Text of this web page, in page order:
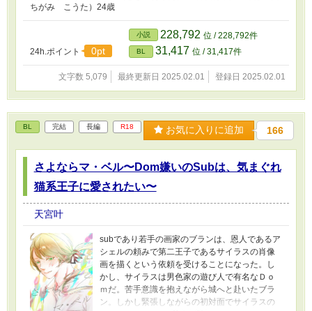
ちがみ こうた）24歳
24h.ポイント 0pt
小説 228,792 位 / 228,792件
BL 31,417 位 / 31,417件
文字数 5,079 最終更新日 2025.02.01 登録日 2025.02.01
BL 完結 長編 R18 お気に入りに追加 166
さよならマ・ベル〜Dom嫌いのSubは、気まぐれ
猫系王子に愛されたい〜
天宮叶
subであり若手の画家のブランは、恩人であるア
シェルの頼みで第二王子であるサイラスの肖像
画を描くという依頼を受けることになった。し
かし、サイラスは男色家の遊び人で有名なＤｏ
ｍだ。苦手意識を抱えながら城へと赴いたブラ
ン。しかし緊張しながらの初対面でサイラスの